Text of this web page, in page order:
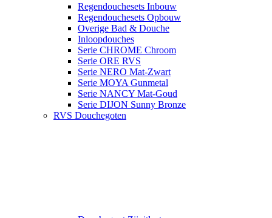
Regendouchesets Inbouw
Regendouchesets Opbouw
Overige Bad & Douche
Inloopdouches
Serie CHROME Chroom
Serie ORE RVS
Serie NERO Mat-Zwart
Serie MOYA Gunmetal
Serie NANCY Mat-Goud
Serie DIJON Sunny Bronze
RVS Douchegoten